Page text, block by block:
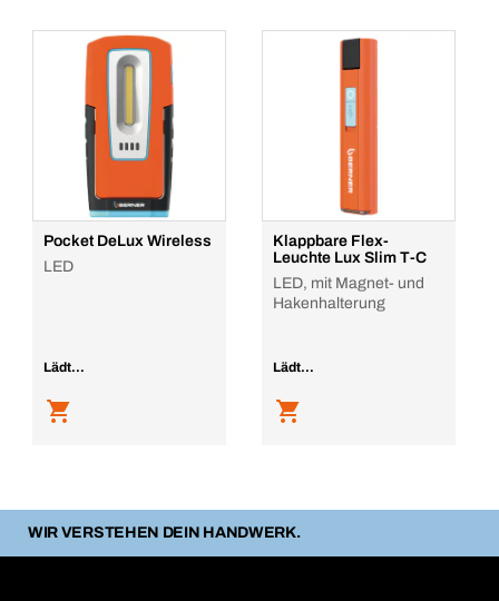
Pocket DeLux Wireless
LED
Lädt...
Klappbare Flex-
Leuchte Lux Slim T-C
LED, mit Magnet- und
Hakenhalterung
Lädt...
WIR VERSTEHEN DEIN HANDWERK.